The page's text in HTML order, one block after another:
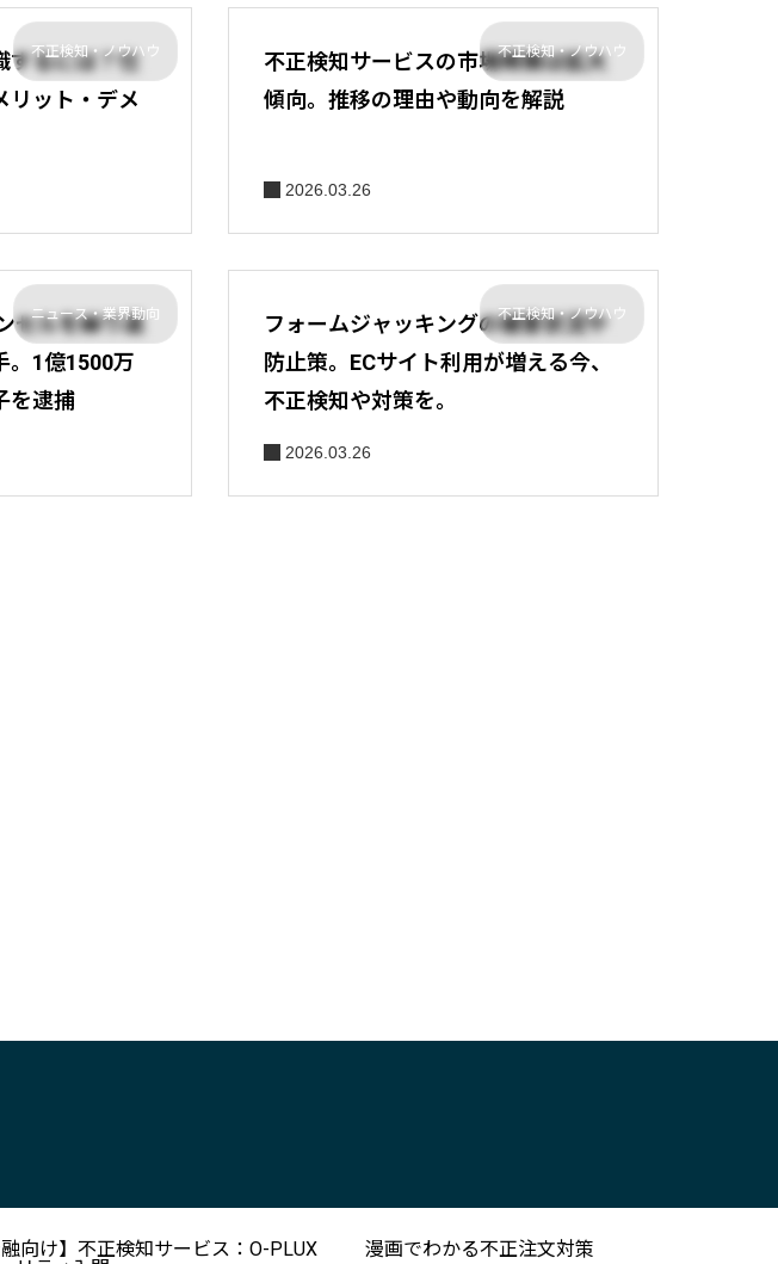
不正検知・ノウハウ
するには？仕
リット・デメ
不正検知・ノウハウ
不正検知サービスの市場規模は拡大
傾向。推移の理由や動向を解説
2026.03.26
ニュース・業界動向
セルを繰り返
。1億1500万
を逮捕
不正検知・ノウハウ
フォームジャッキングの被害状況や
防止策。ECサイト利用が増える今、
不正検知や対策を。
2026.03.26
融向け】不正検知サービス：O-PLUX
漫画でわかる不正注文対策